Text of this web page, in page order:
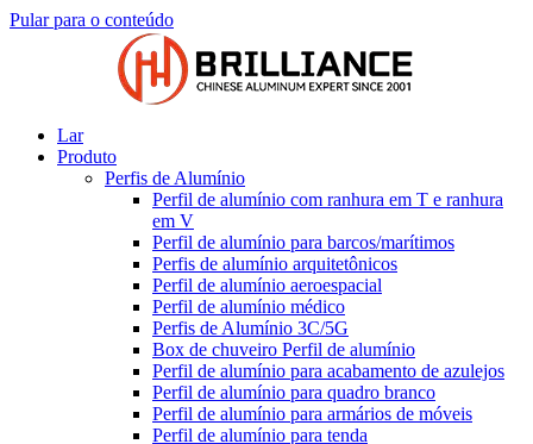
Pular para o conteúdo
Lar
Produto
Perfis de Alumínio
Perfil de alumínio com ranhura em T e ranhura
em V
Perfil de alumínio para barcos/marítimos
Perfis de alumínio arquitetônicos
Perfil de alumínio aeroespacial
Perfil de alumínio médico
Perfis de Alumínio 3C/5G
Box de chuveiro Perfil de alumínio
Perfil de alumínio para acabamento de azulejos
Perfil de alumínio para quadro branco
Perfil de alumínio para armários de móveis
Perfil de alumínio para tenda